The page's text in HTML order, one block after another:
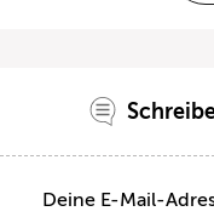
Deine E-Mail-